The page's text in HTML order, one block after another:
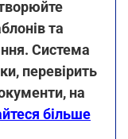
та
Система
перевірить
на
більше